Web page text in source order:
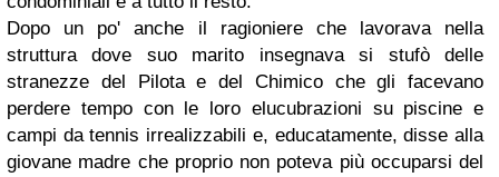
Dopo un po' anche il ragioniere che lavorava nella
struttura dove suo marito insegnava si stufò delle
stranezze del Pilota e del Chimico che gli facevano
perdere tempo con le loro elucubrazioni su piscine e
campi da tennis irrealizzabili e, educatamente, disse alla
giovane madre che proprio non poteva più occuparsi del